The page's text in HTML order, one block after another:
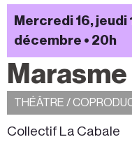
Mercredi 16, jeudi
décembre • 20h
Marasme
THÉÂTRE /
Collectif La Cabale